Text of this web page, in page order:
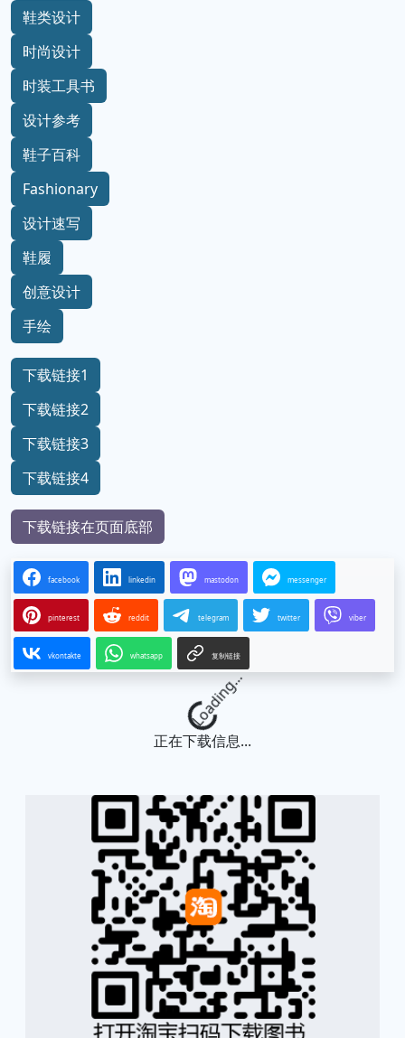
鞋类设计
时尚设计
时装工具书
设计参考
鞋子百科
Fashionary
设计速写
鞋履
创意设计
手绘
下载链接1
下载链接2
下载链接3
下载链接4
下载链接在页面底部
facebook linkedin mastodon messenger
pinterest reddit telegram twitter viber
vkontakte whatsapp 复制链接
Loading...
正在下载信息...